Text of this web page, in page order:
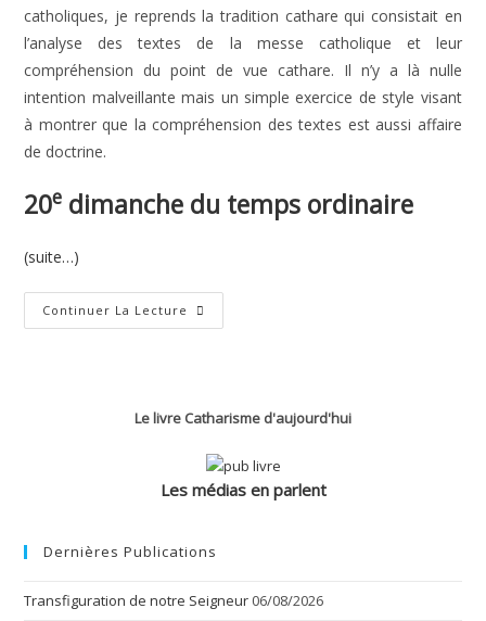
catholiques, je reprends la tradition cathare qui consistait en
l’analyse des textes de la messe catholique et leur
compréhension du point de vue cathare. Il n’y a là nulle
intention malveillante mais un simple exercice de style visant
à montrer que la compréhension des textes est aussi affaire
de doctrine.
20e dimanche du temps ordinaire
(suite…)
Continuer La Lecture 20e
Dimanche
Le livre Catharisme d'aujourd'hui
Les médias en parlent
Dernières Publications
Transfiguration de notre Seigneur 06/08/2026